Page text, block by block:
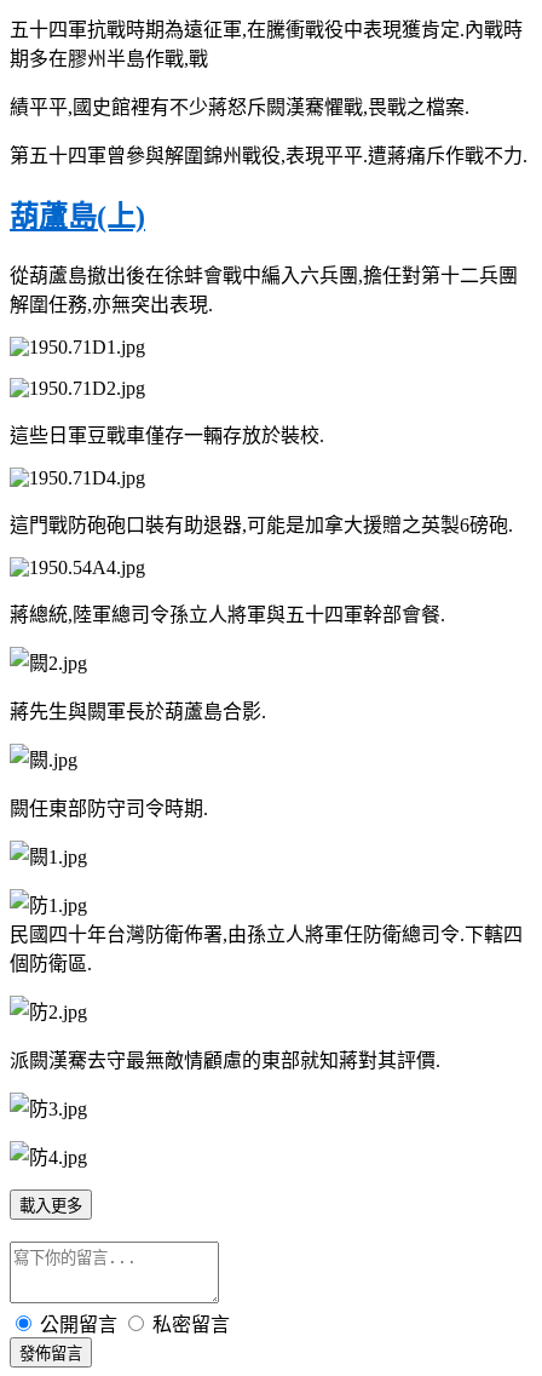
五十四軍抗戰時期為遠征軍,在騰衝戰役中表現獲肯定.內戰時
期多在膠州半島作戰,戰
績平平,國史館裡有不少蔣怒斥闕漢騫懼戰,畏戰之檔案.
第五十四軍曾參與解圍錦州戰役,表現平平.遭蔣痛斥作戰不力.
葫蘆島(上)
從葫蘆島撤出後在徐蚌會戰中編入六兵團,擔任對第十二兵團
解圍任務,亦無突出表現.
這些日軍豆戰車僅存一輛存放於裝校.
這門戰防砲砲口裝有助退器,可能是加拿大援贈之英製6磅砲.
蔣總統,陸軍總司令孫立人將軍與五十四軍幹部會餐.
蔣先生與闕軍長於葫蘆島合影.
闕任東部防守司令時期.
民國四十年台灣防衛佈署,由孫立人將軍任防衛總司令.下轄四
個防衛區.
派闕漢騫去守最無敵情顧慮的東部就知蔣對其評價.
載入更多
公開留言 私密留言
發佈留言